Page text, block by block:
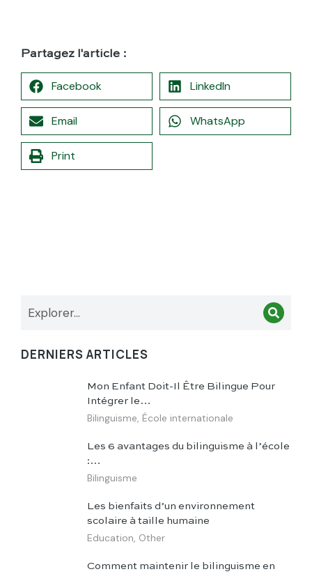
Partagez l'article :
Facebook LinkedIn
Email WhatsApp
Print
DERNIERS ARTICLES
Mon Enfant Doit-Il Être Bilingue Pour
Intégrer le…
Bilinguisme, École internationale
Les 6 avantages du bilinguisme à l’école
:…
Bilinguisme
Les bienfaits d’un environnement
scolaire à taille humaine
Education, Other
Comment maintenir le bilinguisme en